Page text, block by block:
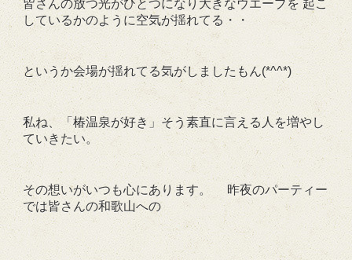
皆さんの放つ光がひとつになり大きなウエーブを 起こ
しているかのように空気が揺れてる・・
というか会場が揺れてる気がしましたもん(*^^*)
私ね、「椿温泉が好き」そう素直に言える人を増やし
ていきたい。
その想いがいつも心にあります。 昨夜のパーティー
では皆さんの和歌山への